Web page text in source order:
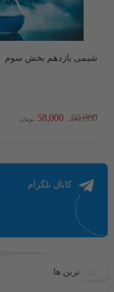
شیمی یازدهم بخش سوم
60,000
58,000 تومان
کانال تلگرام
ترین ها